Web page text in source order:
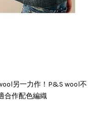
另一力作！P&S wool不
合作配色編織